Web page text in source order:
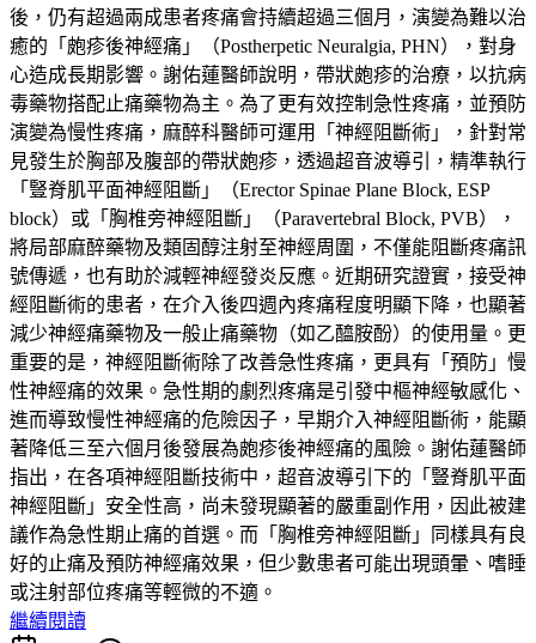
後，仍有超過兩成患者疼痛會持續超過三個月，演變為難以治
癒的「皰疹後神經痛」（Postherpetic Neuralgia, PHN），對身
心造成長期影響。謝佑蓮醫師說明，帶狀皰疹的治療，以抗病
毒藥物搭配止痛藥物為主。為了更有效控制急性疼痛，並預防
演變為慢性疼痛，麻醉科醫師可運用「神經阻斷術」，針對常
見發生於胸部及腹部的帶狀皰疹，透過超音波導引，精準執行
「豎脊肌平面神經阻斷」（Erector Spinae Plane Block, ESP
block）或「胸椎旁神經阻斷」（Paravertebral Block, PVB），
將局部麻醉藥物及類固醇注射至神經周圍，不僅能阻斷疼痛訊
號傳遞，也有助於減輕神經發炎反應。近期研究證實，接受神
經阻斷術的患者，在介入後四週內疼痛程度明顯下降，也顯著
減少神經痛藥物及一般止痛藥物（如乙醯胺酚）的使用量。更
重要的是，神經阻斷術除了改善急性疼痛，更具有「預防」慢
性神經痛的效果。急性期的劇烈疼痛是引發中樞神經敏感化、
進而導致慢性神經痛的危險因子，早期介入神經阻斷術，能顯
著降低三至六個月後發展為皰疹後神經痛的風險。謝佑蓮醫師
指出，在各項神經阻斷技術中，超音波導引下的「豎脊肌平面
神經阻斷」安全性高，尚未發現顯著的嚴重副作用，因此被建
議作為急性期止痛的首選。而「胸椎旁神經阻斷」同樣具有良
好的止痛及預防神經痛效果，但少數患者可能出現頭暈、嗜睡
或注射部位疼痛等輕微的不適。
繼續閱讀